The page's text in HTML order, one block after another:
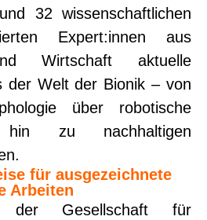
32 wissenschaftlichen
Expert:innen aus
Wirtschaft aktuelle
der Welt der Bionik – von
über robotische
zu nachhaltigen
für ausgezeichnete
Arbeiten
der Gesellschaft für